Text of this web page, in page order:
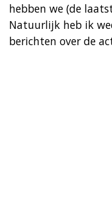
hebben we (de
Natuurlijk heb ik
berichten over de